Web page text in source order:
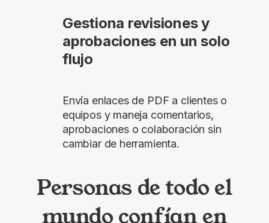
Gestiona revisiones y
aprobaciones en un solo
flujo
Envía enlaces de PDF a clientes o
equipos y maneja comentarios,
aprobaciones o colaboración sin
cambiar de herramienta.
Personas de todo el
mundo confían en